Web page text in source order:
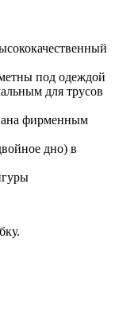
под одеждой
для трусов
фирменным
дно) в